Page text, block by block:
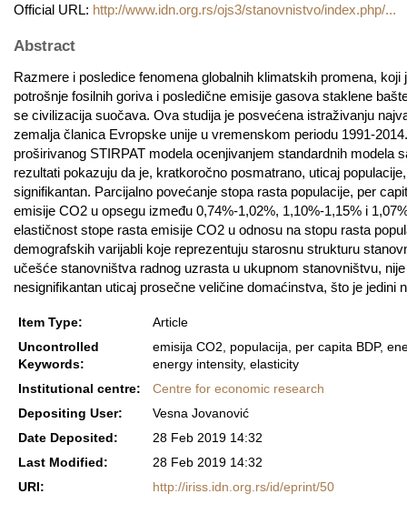
Official URL: http://www.idn.org.rs/ojs3/stanovnistvo/index.php/...
Abstract
Razmere i posledice fenomena globalnih klimatskih promena,
potrošnje fosilnih goriva i posledične emisije gasova staklene
se civilizacija suočava. Ova studija je posvećena istraživanju
zemalja članica Evropske unije u vremenskom periodu 1991-
proširivanog STIRPAT modela ocenjivanjem standardnih
rezultati pokazuju da je, kratkoročno posmatrano, uticaj
signifikantan. Parcijalno povećanje stopa rasta populacije, per
emisije CO2 u opsegu između 0,74%-1,02%, 1,10%-1,15% i
elastičnost stope rasta emisije CO2 u odnosu na stopu rasta
demografskih varijabli koje reprezentuju starosnu strukturu
učešće stanovništva radnog uzrasta u ukupnom stanovništvu,
nesignifikantan uticaj prosečne veličine domaćinstva, što je
Item Type:
Article
Uncontrolled
Keywords:
emisija CO2, populacija, per capita BDP,
energy intensity, elasticity
Institutional centre:
Centre for economic research
Depositing User:
Vesna Jovanović
Date Deposited:
28 Feb 2019 14:32
Last Modified:
28 Feb 2019 14:32
URI:
http://iriss.idn.org.rs/id/eprint/50